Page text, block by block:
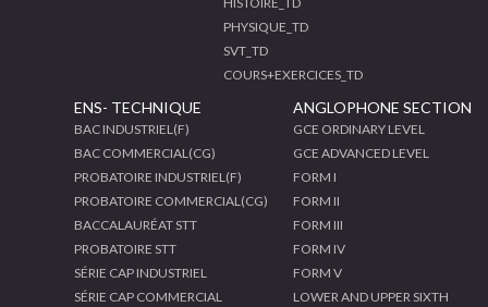
PHYSIQUE_TD
SVT_TD
COURS+EXERCICES_TD
ENS- TECHNIQUE
BAC INDUSTRIEL(F)
BAC COMMERCIAL(CG)
PROBATOIRE INDUSTRIEL(F)
PROBATOIRE COMMERCIAL(CG)
BACCALAURÉAT STT
PROBATOIRE STT
SÉRIE CAP INDUSTRIEL
SÉRIE CAP COMMERCIAL
ANGLOPHONE SECTION
GCE ORDINARY LEVEL
GCE ADVANCED LEVEL
FORM I
FORM II
FORM III
FORM IV
FORM V
LOWER AND UPPER SIXTH